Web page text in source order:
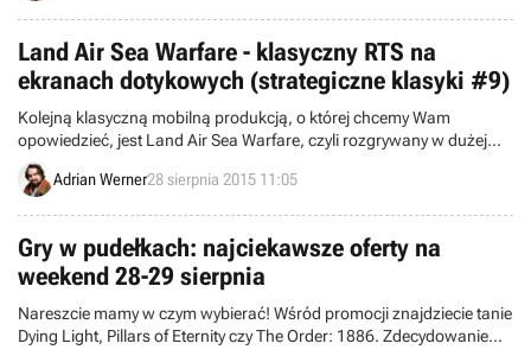
Land Air Sea Warfare - klasyczny RTS na
ekranach dotykowych (strategiczne klasyki #9)
Kolejną klasyczną mobilną produkcją, o której chcemy Wam
opowiedzieć, jest Land Air Sea Warfare, czyli rozgrywany w dużej
skali tradycyjny RTS zainspirowany przebojowym Total Annihilation.
Adrian Werner28 sierpnia 2015 11:05
Gry w pudełkach: najciekawsze oferty na
weekend 28-29 sierpnia
Nareszcie mamy w czym wybierać! Wśród promocji znajdziecie tanie
Dying Light, Pillars of Eternity czy The Order: 1886. Zdecydowanie